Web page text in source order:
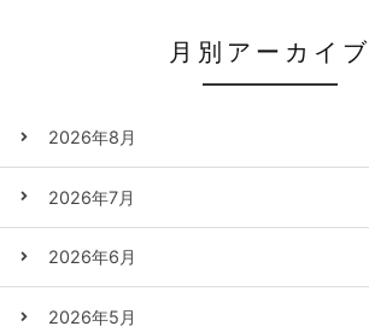
月別アーカイブ
2026年8月
2026年7月
2026年6月
2026年5月